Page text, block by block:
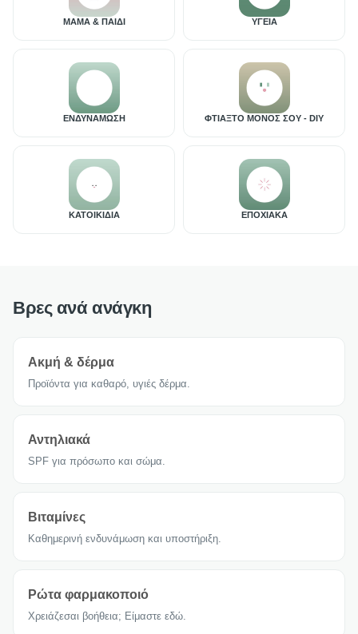
ΜΑΜΑ & ΠΑΙΔΙ ΥΓΕΙΑ
ΕΝΔΥΝΑΜΩΣΗ ΦΤΙΑΞΤΟ ΜΟΝΟΣ ΣΟΥ - DIY
ΚΑΤΟΙΚΙΔΙΑ ΕΠΟΧΙΑΚΑ
Βρες ανά ανάγκη
Ακμή & δέρμα
Προϊόντα για καθαρό, υγιές δέρμα.
Αντηλιακά
SPF για πρόσωπο και σώμα.
Βιταμίνες
Καθημερινή ενδυνάμωση και υποστήριξη.
Ρώτα φαρμακοποιό
Χρειάζεσαι βοήθεια; Είμαστε εδώ.